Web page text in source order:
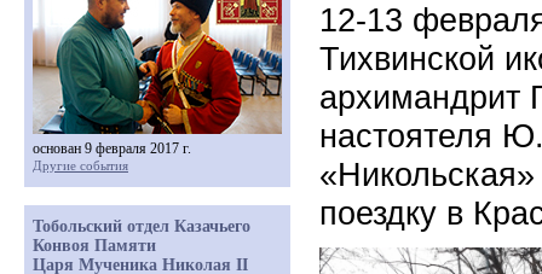
12-13
Тихвинской
архимандрит
настоятеля
поездку в
основан 9 февраля 2017 г.
Другие события
Тобольский отдел Казачьего
Конвоя Памяти
Царя Мученика Николая II